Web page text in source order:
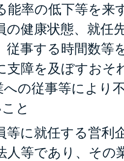
能率の低下等を来
の健康状態、就任
従事する時間数等
支障を及ぼすおそ
への従事等により
と
等に就任する営利
人等であり、その